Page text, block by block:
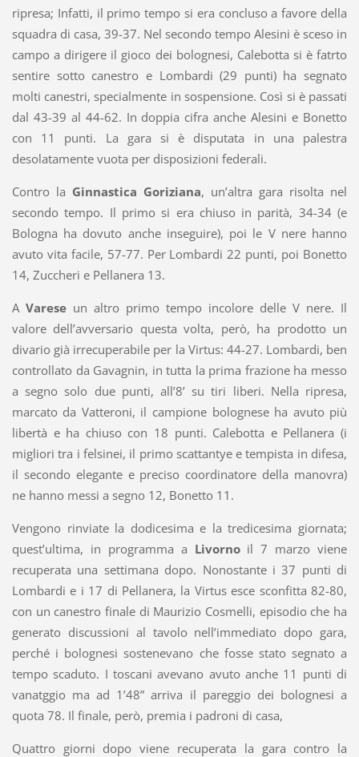
ripresa; Infatti, il primo tempo si era concluso a favore della
squadra di casa, 39-37. Nel secondo tempo Alesini è sceso in
campo a dirigere il gioco dei bolognesi, Calebotta si è fatrto
sentire sotto canestro e Lombardi (29 punti) ha segnato
molti canestri, specialmente in sospensione. Così si è passati
dal 43-39 al 44-62. In doppia cifra anche Alesini e Bonetto
con 11 punti. La gara si è disputata in una palestra
desolatamente vuota per disposizioni federali.
Contro la Ginnastica Goriziana, un’altra gara risolta nel
secondo tempo. Il primo si era chiuso in parità, 34-34 (e
Bologna ha dovuto anche inseguire), poi le V nere hanno
avuto vita facile, 57-77. Per Lombardi 22 punti, poi Bonetto
14, Zuccheri e Pellanera 13.
A Varese un altro primo tempo incolore delle V nere. Il
valore dell’avversario questa volta, però, ha prodotto un
divario già irrecuperabile per la Virtus: 44-27. Lombardi, ben
controllato da Gavagnin, in tutta la prima frazione ha messo
a segno solo due punti, all’8’ su tiri liberi. Nella ripresa,
marcato da Vatteroni, il campione bolognese ha avuto più
libertà e ha chiuso con 18 punti. Calebotta e Pellanera (i
migliori tra i felsinei, il primo scattantye e tempista in difesa,
il secondo elegante e preciso coordinatore della manovra)
ne hanno messi a segno 12, Bonetto 11.
Vengono rinviate la dodicesima e la tredicesima giornata;
quest’ultima, in programma a Livornoil 7 marzo viene
recuperata una settimana dopo. Nonostante i 37 punti di
Lombardi e i 17 di Pellanera, la Virtus esce sconfitta 82-80,
con un canestro finale di Maurizio Cosmelli, episodio che ha
generato discussioni al tavolo nell’immediato dopo gara,
perché i bolognesi sostenevano che fosse stato segnato a
tempo scaduto. I toscani avevano avuto anche 11 punti di
vanatggio ma ad 1’48” arriva il pareggio dei bolognesi a
quota 78. Il finale, però, premia i padroni di casa,
Quattro giorni dopo viene recuperata la gara contro la